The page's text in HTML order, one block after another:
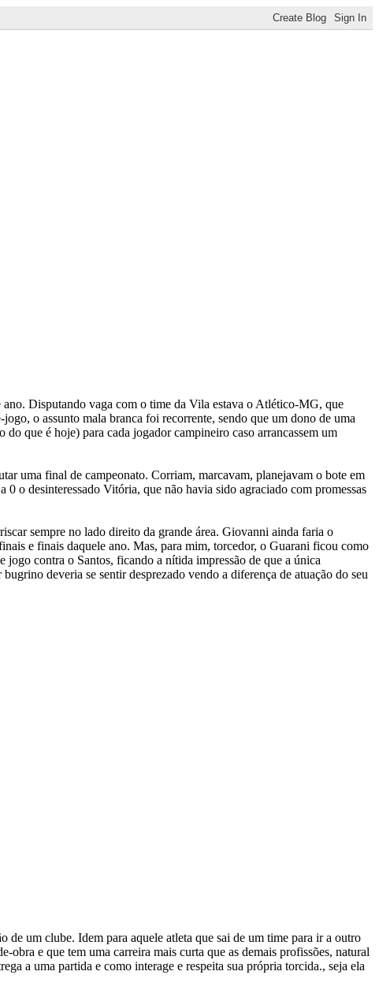
Disputando vaga com o time da Vila estava o Atlético-MG, que
o assunto mala branca foi recorrente, sendo que um dono de uma
que é hoje) para cada jogador campineiro caso arrancassem um
uma final de campeonato. Corriam, marcavam, planejavam o bote em
o desinteressado Vitória, que não havia sido agraciado com promessas
sempre no lado direito da grande área. Giovanni ainda faria o
e finais daquele ano. Mas, para mim, torcedor, o Guarani ficou como
contra o Santos, ficando a nítida impressão de que a única
deveria se sentir desprezado vendo a diferença de atuação do seu
um clube. Idem para aquele atleta que sai de um time para ir a outro
e que tem uma carreira mais curta que as demais profissões, natural
a uma partida e como interage e respeita sua própria torcida., seja ela